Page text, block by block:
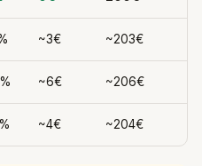
~3€ ~203€
~6€ ~206€
~4€ ~204€